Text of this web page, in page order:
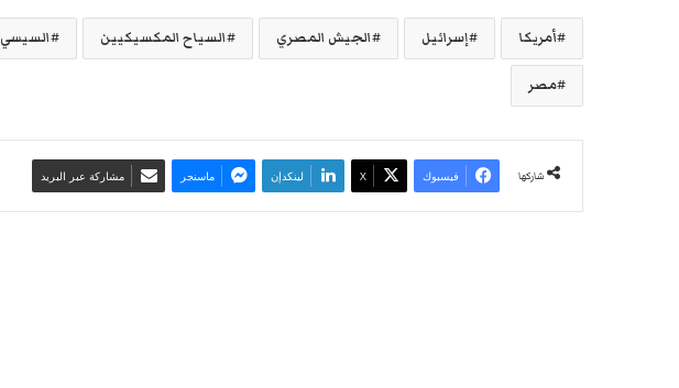
أمريكا إسرائيل الجيش المصري السياح المكسيكيين السيسي
مصر
شاركها فيسبوك ‫X لينكدإن ماسنجر مشاركة عبر البريد